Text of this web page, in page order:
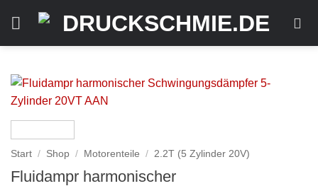
Inhalt
springen
Start / Shop / Motorenteile / 2.2T (5 Zylinder 20V)
Fluidampr harmonischer